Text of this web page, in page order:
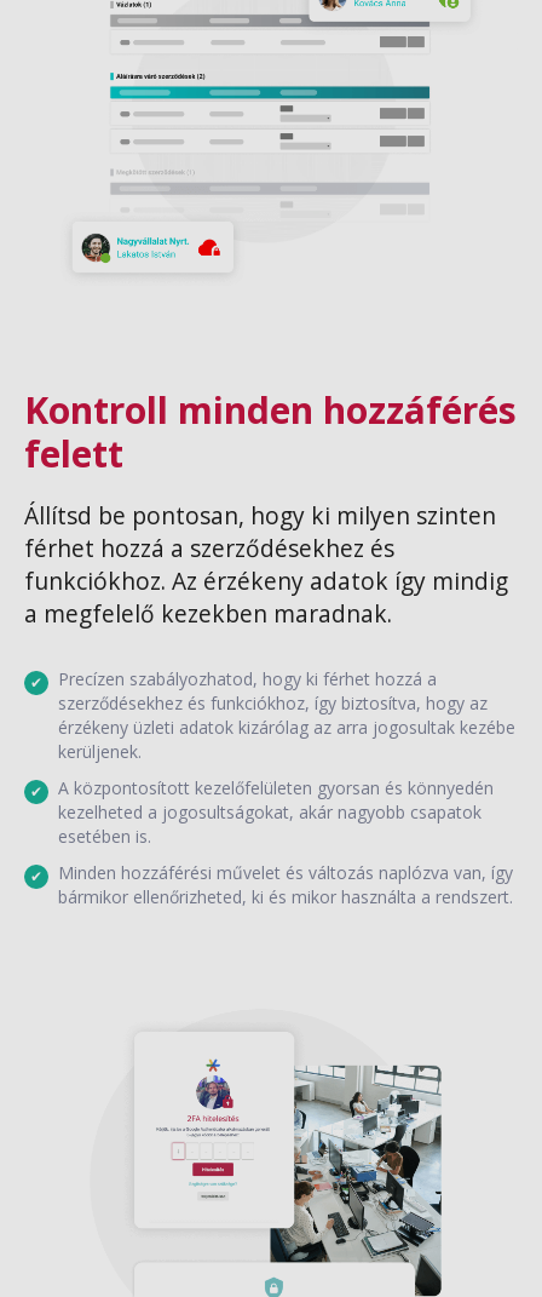
Kontroll minden hozzáférés
felett
Állítsd be pontosan, hogy ki milyen szinten
férhet hozzá a szerződésekhez és
funkciókhoz. Az érzékeny adatok így mindig
a megfelelő kezekben maradnak.
Precízen szabályozhatod, hogy ki férhet hozzá a
szerződésekhez és funkciókhoz, így biztosítva, hogy az
érzékeny üzleti adatok kizárólag az arra jogosultak kezébe
kerüljenek.
A központosított kezelőfelületen gyorsan és könnyedén
kezelheted a jogosultságokat, akár nagyobb csapatok
esetében is.
Minden hozzáférési művelet és változás naplózva van, így
bármikor ellenőrizheted, ki és mikor használta a rendszert.